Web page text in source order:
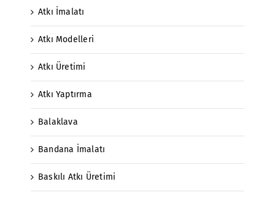
Atkı İmalatı
Atkı Modelleri
Atkı Üretimi
Atkı Yaptırma
Balaklava
Bandana İmalatı
Baskılı Atkı Üretimi